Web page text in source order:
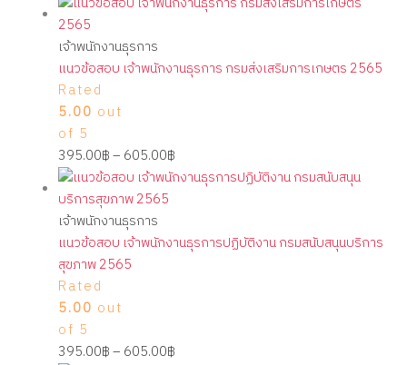
เจ้าพนักงานธุรการ
แนวข้อสอบ เจ้าพนักงานธุรการ กรมส่งเสริมการเกษตร 2565
Rated
5.00 out
of 5
395.00฿– 605.00฿
เจ้าพนักงานธุรการ
แนวข้อสอบ เจ้าพนักงานธุรการปฏิบัติงาน กรมสนับสนุนบริการ
สุขภาพ 2565
Rated
5.00 out
of 5
395.00฿– 605.00฿